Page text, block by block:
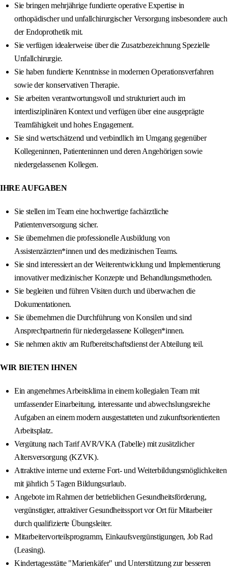
Sie bringen mehrjährige fundierte operative Expertise in
orthopädischer und unfallchirurgischer Versorgung insbesondere auch
der Endoprothetik mit.
Sie verfügen idealerweise über die Zusatzbezeichnung Spezielle
Unfallchirurgie.
Sie haben fundierte Kenntnisse in modernen Operationsverfahren
sowie der konservativen Therapie.
Sie arbeiten verantwortungsvoll und strukturiert auch im
interdisziplinären Kontext und verfügen über eine ausgeprägte
Teamfähigkeit und hohes Engagement.
Sie sind wertschätzend und verbindlich im Umgang gegenüber
Kollegeninnen, Patienteninnen und deren Angehörigen sowie
niedergelassenen Kollegen.
IHRE AUFGABEN
Sie stellen im Team eine hochwertige fachärztliche
Patientenversorgung sicher.
Sie übernehmen die professionelle Ausbildung von
Assistenzärzten*innen und des medizinischen Teams.
Sie sind interessiert an der Weiterentwicklung und Implementierung
innovativer medizinischer Konzepte und Behandlungsmethoden.
Sie begleiten und führen Visiten durch und überwachen die
Dokumentationen.
Sie übernehmen die Durchführung von Konsilen und sind
Ansprechpartnerin für niedergelassene Kollegen*innen.
Sie nehmen aktiv am Rufbereitschaftsdienst der Abteilung teil.
WIR BIETEN IHNEN
Ein angenehmes Arbeitsklima in einem kollegialen Team mit
umfassender Einarbeitung, interessante und abwechslungsreiche
Aufgaben an einem modern ausgestatteten und zukunftsorientierten
Arbeitsplatz.
Vergütung nach Tarif AVR/VKA (Tabelle) mit zusätzlicher
Altersversorgung (KZVK).
Attraktive interne und externe Fort- und Weiterbildungsmöglichkeiten
mit jährlich 5 Tagen Bildungsurlaub.
Angebote im Rahmen der betrieblichen Gesundheitsförderung,
vergünstigter, attraktiver Gesundheitssport vor Ort für Mitarbeiter
durch qualifizierte Übungsleiter.
Mitarbeitervorteilsprogramm, Einkaufsvergünstigungen, Job Rad
(Leasing).
Kindertagesstätte "Marienkäfer" und Unterstützung zur besseren